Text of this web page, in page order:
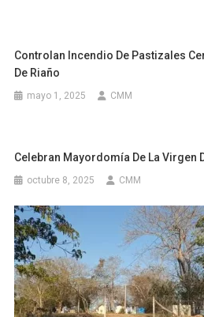
Controlan Incendio De Pastizales
De Riaño
mayo 1, 2025 CMM
Celebran Mayordomía De La Virgen
octubre 8, 2025 CMM